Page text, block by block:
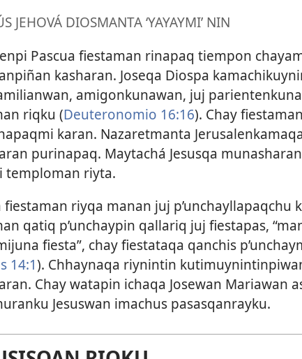
JEHOVÁ DIOSMANTA ‘YAYAYMI’ NIN
Pascua fiestaman rinapaq tiempon
kasharan. Joseqa Diospa
amigonkunawan, juj
riqku (Deuteronomio 16:16). Chay
karan. Nazaretmanta
purinapaq. Maytachá Jesusqa
temploman riyta.
fiestaman riyqa manan juj p’unchayllapaqchu
qatiq p’unchaypin qallariq juj fiestapas,
fiesta”, chay fiestataqa qanchis
14:1). Chhaynaqa riynintin
Chay watapin ichaqa Josewan Mariawan
Jesuswan imachus pasasqanrayku.